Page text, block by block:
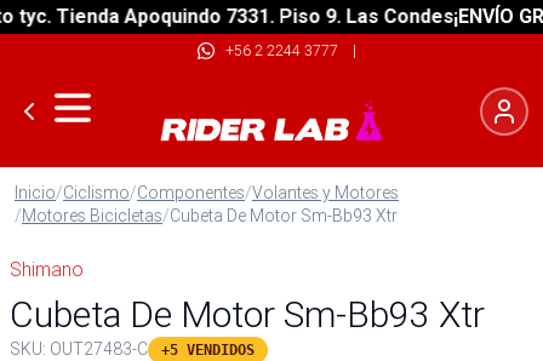
Tienda Apoquindo 7331. Piso 9. Las Condes¡ENVÍO
+56 2 2244 3777 |
Inicio/Ciclismo/Componentes/Volantes y Motores
/Motores Bicicletas/Cubeta De Motor Sm-Bb93 Xtr
Shimano
Cubeta De Motor Sm-Bb93 Xtr
SKU: OUT27483-C +5 VENDIDOS